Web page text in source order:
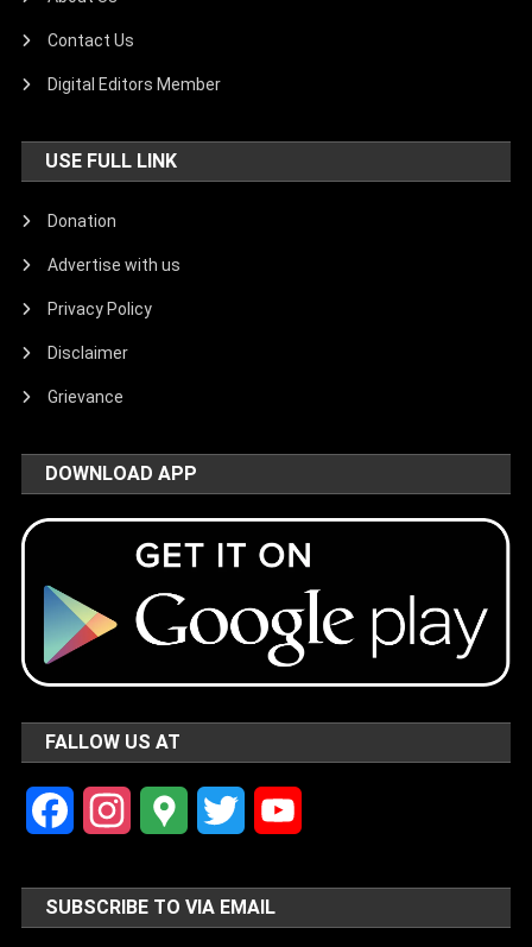
Contact Us
Digital Editors Member
USE FULL LINK
Donation
Advertise with us
Privacy Policy
Disclaimer
Grievance
DOWNLOAD APP
FALLOW US AT
FacebookInstagramGoogle Twitter
SUBSCRIBE TO VIA EMAIL